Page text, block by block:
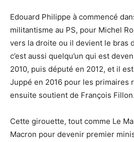
Edouard Philippe à commencé
militantisme au PS, pour Michel
vers la droite ou il devient le bras
c’est aussi quelqu’un qui est
2010, puis député en 2012, et il
Juppé en 2016 pour les primaires
ensuite soutient de François Fillon.
Cette girouette, tout comme Le
Macron pour devenir premier